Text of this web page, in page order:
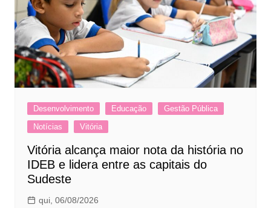
Desenvolvimento Educação
Gestão Pública
Notícias
Vitória
Vitória alcança maior nota da história no
IDEB e lidera entre as capitais do
Sudeste
qui, 06/08/2026